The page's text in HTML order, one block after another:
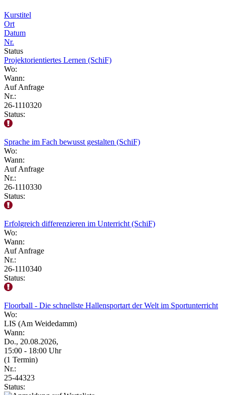
Kurstitel
Ort
Datum
Nr.
Status
Projektorientiertes Lernen (SchiF)
Wo:
Wann:
Auf Anfrage
Nr.:
26-1110320
Status:
Sprache im Fach bewusst gestalten (SchiF)
Wo:
Wann:
Auf Anfrage
Nr.:
26-1110330
Status:
Erfolgreich differenzieren im Unterricht (SchiF)
Wo:
Wann:
Auf Anfrage
Nr.:
26-1110340
Status:
Floorball - Die schnellste Hallensportart der Welt im Sportunterricht
Wo:
LIS (Am Weidedamm)
Wann:
Do., 20.08.2026,
15:00 - 18:00 Uhr
(1 Termin)
Nr.:
25-44323
Status: